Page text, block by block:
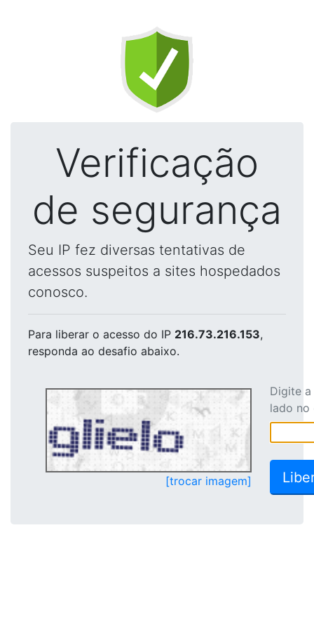
Verificação
de segurança
Seu IP fez diversas tentativas de
acessos suspeitos a sites hospedados
conosco.
Para liberar o acesso do IP 216.73.216.153,
responda ao desafio abaixo.
[trocar imagem]
Digite
lado no